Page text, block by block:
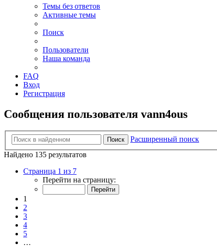
Темы без ответов
Активные темы
Поиск
Пользователи
Наша команда
FAQ
Вход
Регистрация
Сообщения пользователя vann4ous
Поиск
Расширенный поиск
Найдено 135 результатов
Страница 1 из 7
Перейти на страницу:
1
2
3
4
5
…